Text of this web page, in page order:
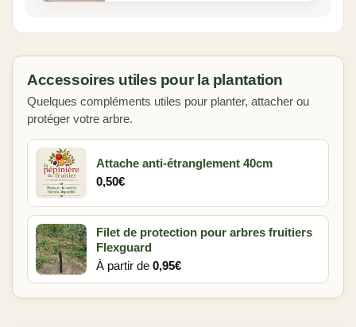
Accessoires utiles pour la plantation
Quelques compléments utiles pour planter, attacher ou
protéger votre arbre.
Attache anti-étranglement 40cm
0,50€
Filet de protection pour arbres fruitiers
Flexguard
À partir de 0,95€